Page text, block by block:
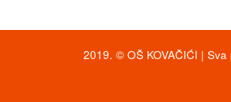
2019. © OŠ KOVAČIĆI |